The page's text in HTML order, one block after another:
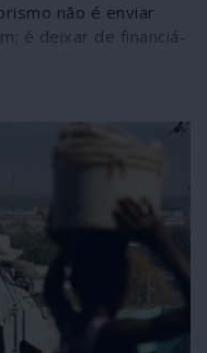
não é enviar
é deixar de financiá-